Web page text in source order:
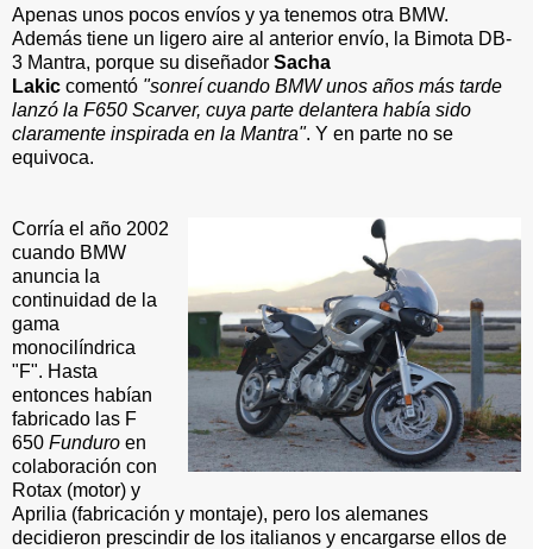
Apenas unos pocos envíos y ya tenemos otra BMW.
Además tiene un ligero aire al anterior envío, la Bimota DB-
3 Mantra, porque su diseñador Sacha
Lakic comentó "sonreí cuando BMW unos años más tarde
lanzó la F650 Scarver, cuya parte delantera había sido
claramente inspirada en la Mantra". Y en parte no se
equivoca.
Corría el año 2002
cuando BMW
anuncia la
continuidad de la
gama
monocilíndrica
"F". Hasta
entonces habían
fabricado las F
650 Funduro en
colaboración con
Rotax (motor) y
Aprilia (fabricación y montaje), pero los alemanes
decidieron prescindir de los italianos y encargarse ellos de